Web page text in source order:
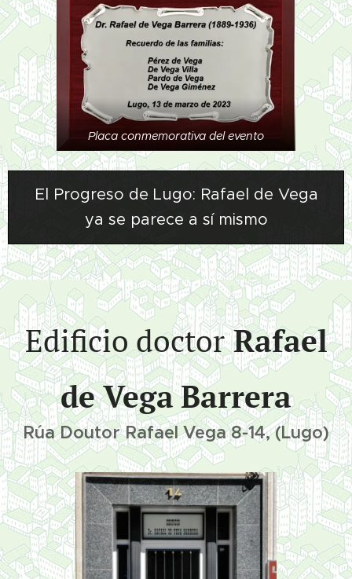
Placa conmemorativa del evento
El Progreso de Lugo: Rafael de Vega
ya se parece a sí mismo
Edificio doctorRafael
de VegaBarrera
Rúa Doutor Rafael Vega 8-14, (Lugo)